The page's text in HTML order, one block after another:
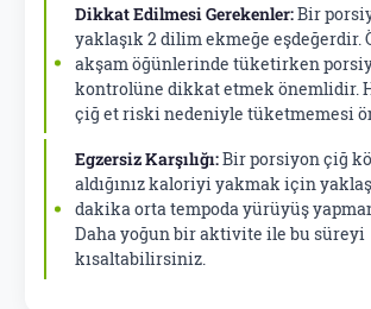
Dikkat Edilmesi Gerekenler:Bir
yaklaşık 2 dilim ekmeğe eşdeğerdir.
akşam öğünlerinde tüketirken
kontrolüne dikkat etmek önemlidir.
çiğ et riski nedeniyle tüketmemesi
Egzersiz Karşılığı:Bir porsiyon çiğ
aldığınız kaloriyi yakmak için
dakika orta tempoda yürüyüş
Daha yoğun bir aktivite ile bu süreyi
kısaltabilirsiniz.